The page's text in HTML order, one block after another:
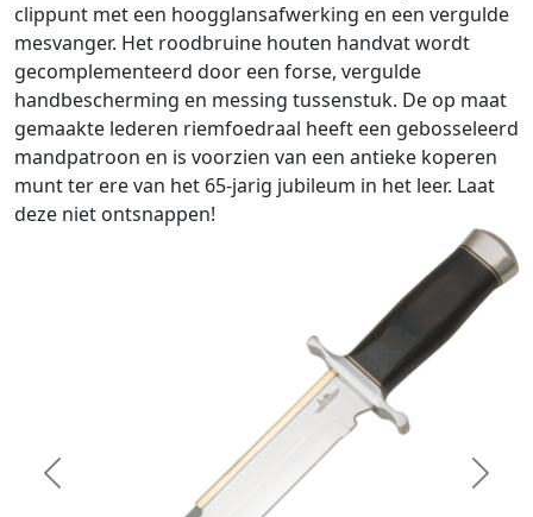
clippunt met een hoogglansafwerking en een vergulde
mesvanger. Het roodbruine houten handvat wordt
gecomplementeerd door een forse, vergulde
handbescherming en messing tussenstuk. De op maat
gemaakte lederen riemfoedraal heeft een gebosseleerd
mandpatroon en is voorzien van een antieke koperen
munt ter ere van het 65-jarig jubileum in het leer. Laat
deze niet ontsnappen!
Previous Next